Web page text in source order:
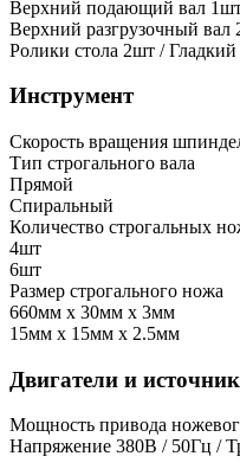
Верхний подающий вал
Верхний разгрузочный вал
Ролики стола 2шт /
Инструмент
Скорость вращения
Тип строгального вала
Прямой
Спиральный
Количество строгальных
4шт
6шт
Размер строгального ножа
660мм x 30мм x 3мм
15мм x 15мм x 2.5мм
Двигатели и
Мощность привода
Напряжение 380В / 50Гц /